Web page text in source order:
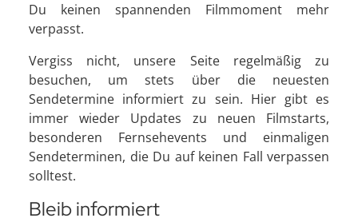
Du keinen spannenden Filmmoment mehr
verpasst.
Vergiss nicht, unsere Seite regelmäßig zu
besuchen, um stets über die neuesten
Sendetermine informiert zu sein. Hier gibt es
immer wieder Updates zu neuen Filmstarts,
besonderen Fernsehevents und einmaligen
Sendeterminen, die Du auf keinen Fall verpassen
solltest.
Bleib informiert